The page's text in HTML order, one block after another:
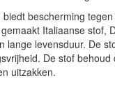
bescherming
Italiaanse stof,
lange levensduur. De
De stof
uitzakken.